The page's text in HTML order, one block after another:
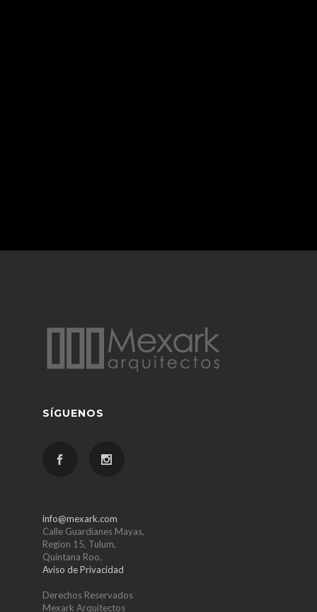
SÍGUENOS
info@mexark.com
Calle Guardianes Mayas,
Region 15, Tulum,
Quintana Roo,
Aviso de Privacidad
Derechos Reservados
Mexark Arquitectos